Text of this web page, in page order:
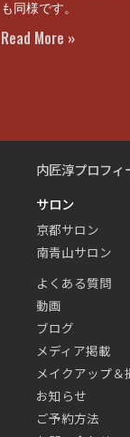
も同様です。
Read More »
内匠淳プロフィ
サロン
京都サロン
南青山サロン
よくある質問
動画
ブログ
メディア掲載
メイクアップ＆
お知らせ
ご予約方法